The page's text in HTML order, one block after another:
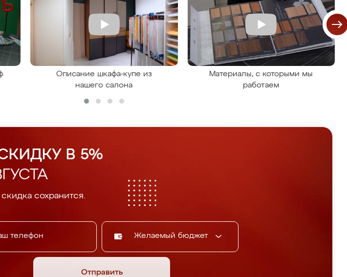
Описание шкафа-купе из
нашего салона
Материалы, с которыми мы
работаем
В 5%
сохранится.
Желаемый бюджет
Отправить